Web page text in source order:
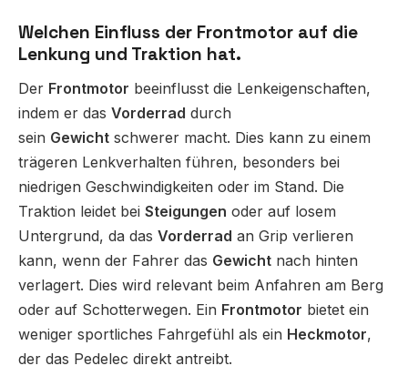
Welchen Einfluss der Frontmotor auf die
Lenkung und Traktion hat.
Der Frontmotor beeinflusst die Lenkeigenschaften,
indem er das Vorderrad durch
sein Gewicht schwerer macht. Dies kann zu einem
trägeren Lenkverhalten führen, besonders bei
niedrigen Geschwindigkeiten oder im Stand. Die
Traktion leidet bei Steigungen oder auf losem
Untergrund, da das Vorderrad an Grip verlieren
kann, wenn der Fahrer das Gewicht nach hinten
verlagert. Dies wird relevant beim Anfahren am Berg
oder auf Schotterwegen. Ein Frontmotor bietet ein
weniger sportliches Fahrgefühl als ein Heckmotor,
der das Pedelec direkt antreibt.